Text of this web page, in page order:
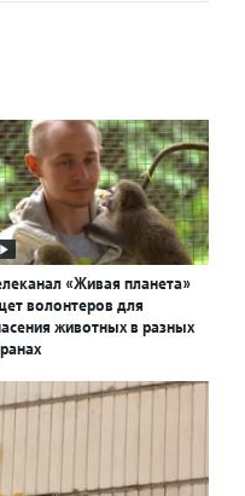
«Живая планета»
волонтеров для
животных в разных